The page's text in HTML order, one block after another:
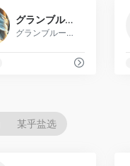
グランブルーファンタジー
グランブルーファンタジー
某乎盐选